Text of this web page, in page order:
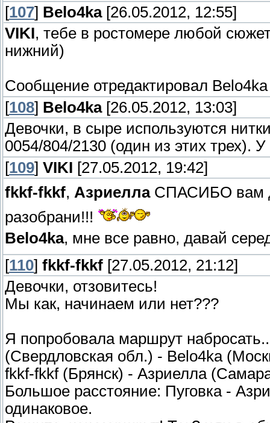
[107] Belo4ka[26.05.2012, 12:55]
VIKI, тебе в ростомере любой
нижний)
Сообщение отредактировал Belo4ka
[108] Belo4ka[26.05.2012, 13:03]
Девочки, в сыре используются
0054/804/2130 (один из этих трех). У
[109] VIKI [27.05.2012, 19:42]
fkkf-fkkf, АзриеллаСПАСИБО вам
разобрани!!!
Belo4ka, мне все равно, давай
[110] fkkf-fkkf [27.05.2012, 21:12]
Девочки, отзовитесь!
Мы как, начинаем или нет???
Я попробовала маршрут
(Свердловская обл.) - Belo4ka
fkkf-fkkf (Брянск) - Азриелла
Большое расстояние: Пуговка -
одинаковое.